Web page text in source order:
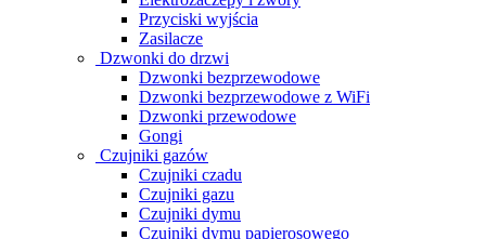
Przyciski wyjścia
Zasilacze
Dzwonki do drzwi
Dzwonki bezprzewodowe
Dzwonki bezprzewodowe z WiFi
Dzwonki przewodowe
Gongi
Czujniki gazów
Czujniki czadu
Czujniki gazu
Czujniki dymu
Czujniki dymu papierosowego